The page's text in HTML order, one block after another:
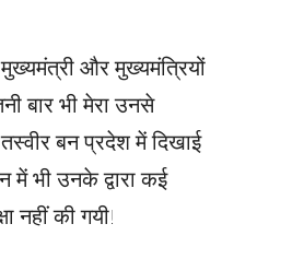
और मुख्यमंत्रियों
बार भी मेरा उनसे
बन प्रदेश में दिखाई
में भी उनके द्वारा कई
नहीं की गयी!